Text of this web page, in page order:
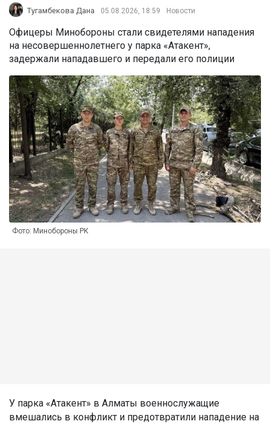
Тугамбекова Дана 05.08.2026, 18:59 Новости
Офицеры Минобороны стали свидетелями нападения
на несовершеннолетнего у парка «Атакент»,
задержали нападавшего и передали его полиции
Фото: Минобороны РК
У парка «Атакент» в Алматы военнослужащие
вмешались в конфликт и предотвратили нападение на